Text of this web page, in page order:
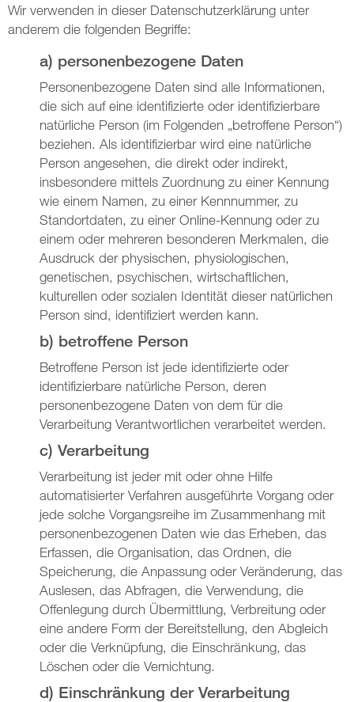
Wir verwenden in dieser Datenschutzerklärung unter
anderem die folgenden Begriffe:
a) personenbezogene Daten
Personenbezogene Daten sind alle Informationen,
die sich auf eine identifizierte oder identifizierbare
natürliche Person (im Folgenden „betroffene Person“)
beziehen. Als identifizierbar wird eine natürliche
Person angesehen, die direkt oder indirekt,
insbesondere mittels Zuordnung zu einer Kennung
wie einem Namen, zu einer Kennnummer, zu
Standortdaten, zu einer Online-Kennung oder zu
einem oder mehreren besonderen Merkmalen, die
Ausdruck der physischen, physiologischen,
genetischen, psychischen, wirtschaftlichen,
kulturellen oder sozialen Identität dieser natürlichen
Person sind, identifiziert werden kann.
b) betroffene Person
Betroffene Person ist jede identifizierte oder
identifizierbare natürliche Person, deren
personenbezogene Daten von dem für die
Verarbeitung Verantwortlichen verarbeitet werden.
c) Verarbeitung
Verarbeitung ist jeder mit oder ohne Hilfe
automatisierter Verfahren ausgeführte Vorgang oder
jede solche Vorgangsreihe im Zusammenhang mit
personenbezogenen Daten wie das Erheben, das
Erfassen, die Organisation, das Ordnen, die
Speicherung, die Anpassung oder Veränderung, das
Auslesen, das Abfragen, die Verwendung, die
Offenlegung durch Übermittlung, Verbreitung oder
eine andere Form der Bereitstellung, den Abgleich
oder die Verknüpfung, die Einschränkung, das
Löschen oder die Vernichtung.
d) Einschränkung der Verarbeitung